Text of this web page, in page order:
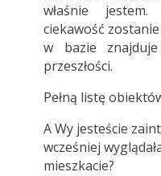
właśnie
ciekawość
w bazie
przeszłości.
Pełną listę
A Wy jesteście
wcześniej
mieszkacie?